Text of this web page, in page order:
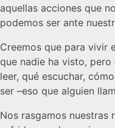
aquellas acciones que
podemos ser ante
Creemos que para vivir
que nadie ha visto,
leer, qué escuchar,
ser –eso que alguien
Nos rasgamos nuestras